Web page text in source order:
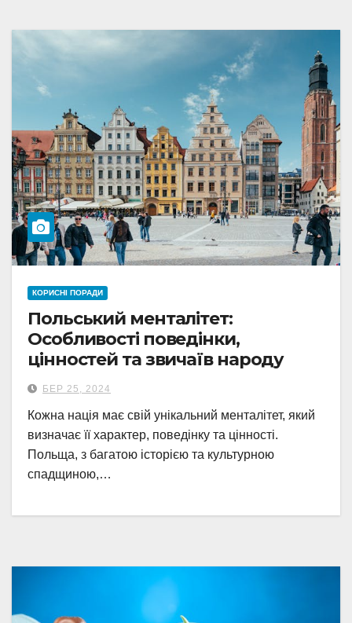
КОРИСНІ ПОРАДИ
Польський менталітет:
Особливості поведінки,
цінностей та звичаїв народу
БЕР 25, 2024
Кожна нація має свій унікальний менталітет, який
визначає її характер, поведінку та цінності.
Польща, з багатою історією та культурною
спадщиною,…